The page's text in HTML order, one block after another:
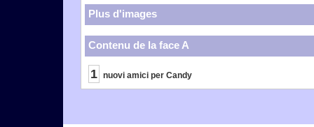
Plus d'images
Contenu de la face A
1 nuovi amici per Candy